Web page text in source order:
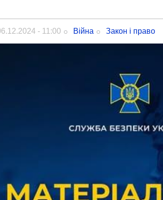
- 11:00 Війна Закон і право